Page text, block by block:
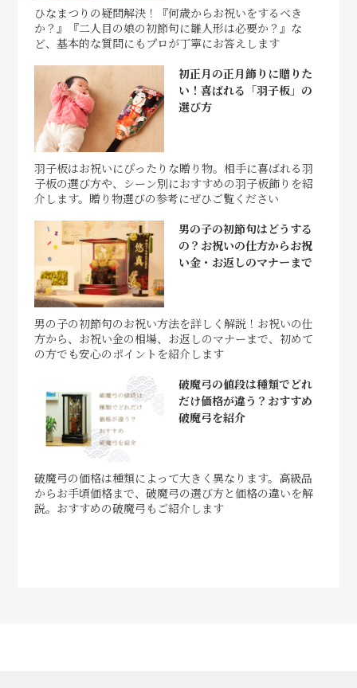
ひなまつりの疑問解決！『何歳からお祝いをするべき
か？』『二人目の娘の初節句に雛人形は必要か？』な
ど、基本的な質問にもプロが丁寧にお答えします
初正月の正月飾りに贈りた
い！喜ばれる「羽子板」の
選び方
羽子板はお祝いにぴったりな贈り物。相手に喜ばれる羽
子板の選び方や、シーン別におすすめの羽子板飾りを紹
介します。贈り物選びの参考にぜひご覧ください
男の子の初節句はどうする
の？お祝いの仕方からお祝
い金・お返しのマナーまで
男の子の初節句のお祝い方法を詳しく解説！お祝いの仕
方から、お祝い金の相場、お返しのマナーまで、初めて
の方でも安心のポイントを紹介します
破魔弓の値段は種類でどれ
だけ価格が違う？おすすめ
破魔弓を紹介
破魔弓の価格は種類によって大きく異なります。高級品
からお手頃価格まで、破魔弓の選び方と価格の違いを解
説。おすすめの破魔弓もご紹介します